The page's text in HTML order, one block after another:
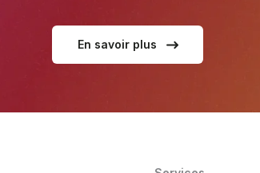
En savoir plus